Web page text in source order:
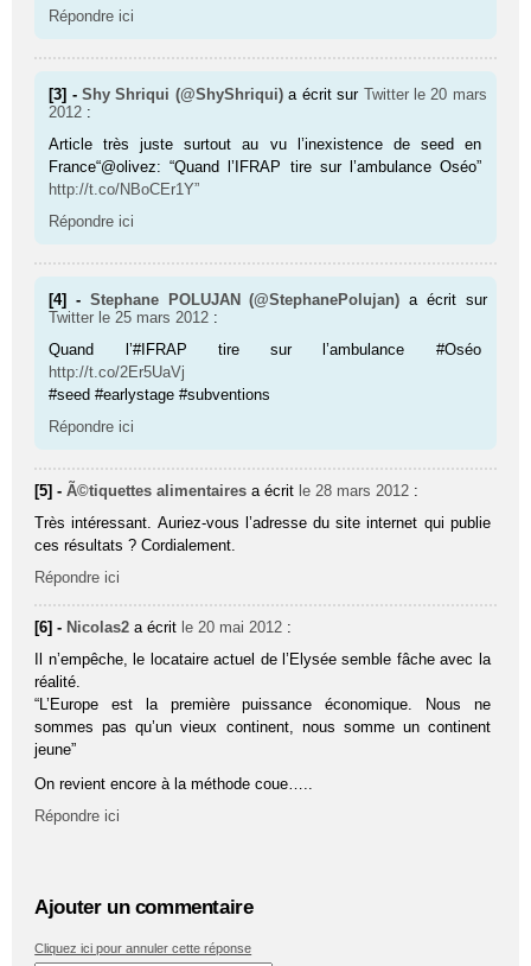
Répondre ici
[3] -Shy Shriqui (@ShyShriqui) a écrit sur Twitter le 20 mars
2012 :
Article très juste surtout au vu l’inexistence de seed en
France“@olivez: “Quand l’IFRAP tire sur l’ambulance Oséo”
http://t.co/NBoCEr1Y”
Répondre ici
[4] - Stephane POLUJAN (@StephanePolujan) a écrit sur
Twitter le 25 mars 2012 :
Quand l’#IFRAP tire sur l’ambulance #Oséo
http://t.co/2Er5UaVj
#seed #earlystage #subventions
Répondre ici
[5] -Ã©tiquettes alimentaires a écrit le 28 mars 2012 :
Très intéressant. Auriez-vous l’adresse du site internet qui publie
ces résultats ? Cordialement.
Répondre ici
[6] - Nicolas2 a écrit le 20 mai 2012 :
Il n’empêche, le locataire actuel de l’Elysée semble fâche avec la
réalité.
“L’Europe est la première puissance économique. Nous ne
sommes pas qu’un vieux continent, nous somme un continent
jeune”
On revient encore à la méthode coue…..
Répondre ici
Ajouter un commentaire
Cliquez ici pour annuler cette réponse